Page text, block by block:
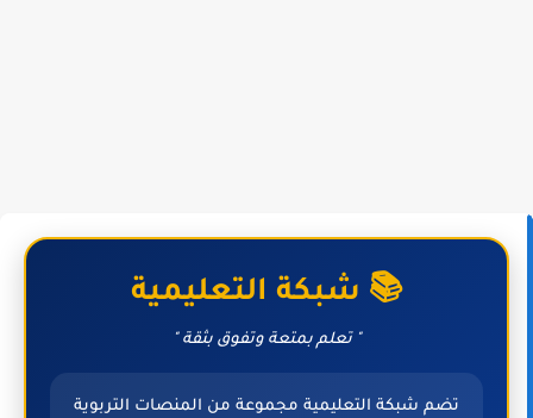
📚 شبكة التعليمية
" تعلم بمتعة وتفوق بثقة "
تضم شبكة التعليمية مجموعة من المنصات التربوية